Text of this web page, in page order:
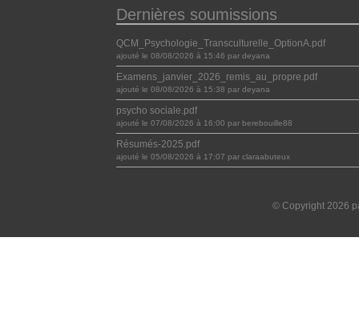
Dernières soumissions
QCM_Psychologie_Transculturelle_OptionA.pdf
ajouté le 08/08/2026 à 15:46 par deyana
Examens_janvier_2026_remis_au_propre.pdf
ajouté le 08/08/2026 à 15:38 par deyana
psycho sociale.pdf
ajouté le 07/08/2026 à 16:00 par berebouille88
Résumés-2025.pdf
ajouté le 05/08/2026 à 17:07 par claraabuteux
© Copyright 2026